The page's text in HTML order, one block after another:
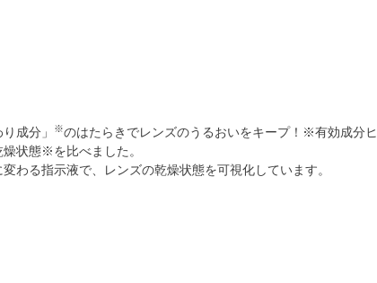
成分」 ※のはたらきでレンズのうるおいをキープ！ ※有効成分
状態※を比べました。
わる指示液で、レンズの乾燥状態を可視化しています。